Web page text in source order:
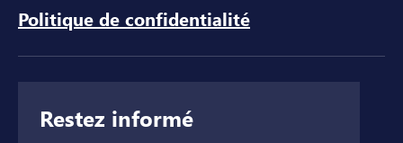
Politique de confidentialité
Restez informé